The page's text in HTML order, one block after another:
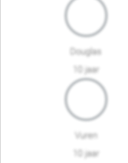
Douglas
10 jaar
Vuren
10 jaar